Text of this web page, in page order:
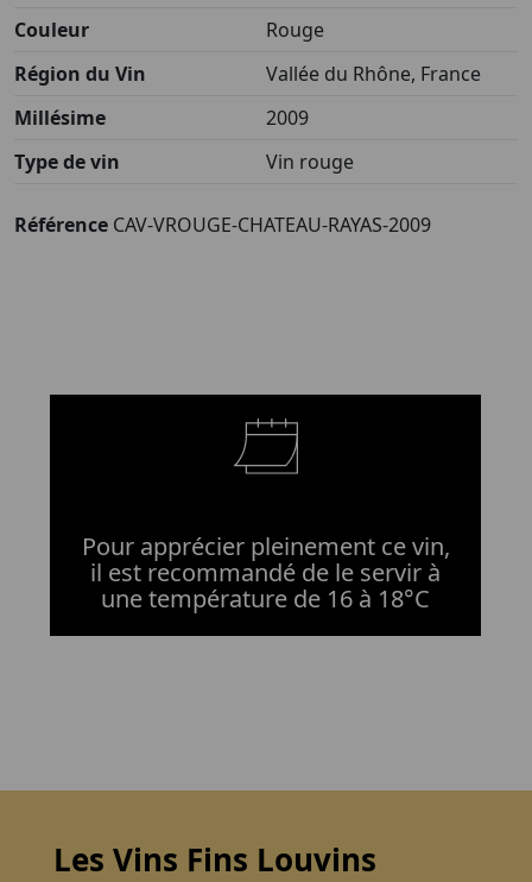
Couleur
Rouge
Région du Vin
Vallée du Rhône, France
Millésime
2009
Type de vin
Vin rouge
Référence CAV-VROUGE-CHATEAU-RAYAS-2009
Pour apprécier pleinement ce vin,
il est recommandé de le servir à
une température de 16 à 18°C
Les Vins Fins Louvins